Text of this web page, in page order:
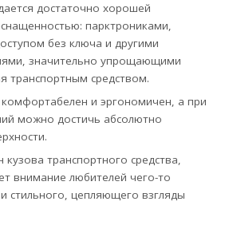
достаточно хорошей
парктрониками,
без ключа и другими
значительно упрощающими
транспортным средством.
и эргономичен, а при
можно достичь абсолютно
транспортного средства,
внимание любителей чего-то
стильного, цепляющего взгляды